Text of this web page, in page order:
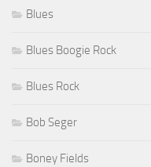
Blues
Blues Boogie Rock
Blues Rock
Bob Seger
Boney Fields